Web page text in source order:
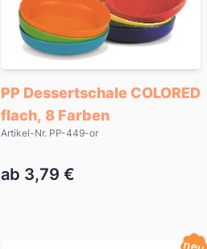
PP Dessertschale COLORED
flach, 8 Farben
Artikel-Nr. PP-449-or
ab 3,79 €